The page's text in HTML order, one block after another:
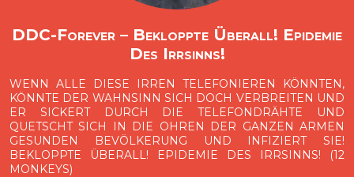
DDC-Forever – Bekloppte Überall! Epidemie
Des Irrsinns!
WENN ALLE DIESE IRREN TELEFONIEREN KÖNNTEN,
KÖNNTE DER WAHNSINN SICH DOCH VERBREITEN UND
ER SICKERT DURCH DIE TELEFONDRÄHTE UND
QUETSCHT SICH IN DIE OHREN DER GANZEN ARMEN
GESUNDEN BEVÖLKERUNG UND INFIZIERT SIE!
BEKLOPPTE ÜBERALL! EPIDEMIE DES IRRSINNS! (12
MONKEYS)